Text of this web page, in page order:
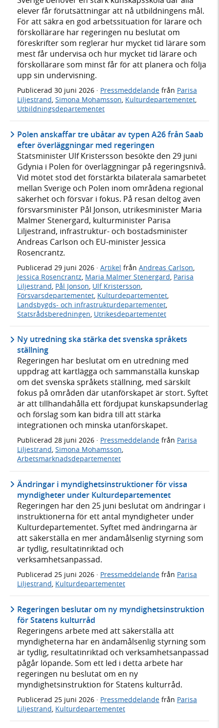
elever får förutsättningar att nå utbildningens mål.
För att säkra en god arbetssituation för lärare och
förskollärare har regeringen nu beslutat om
föreskrifter som reglerar hur mycket tid lärare som
mest får undervisa och hur mycket tid lärare och
förskollärare som minst får för att planera och följa
upp sin undervisning.
Publicerad 30 juni 2026 · Pressmeddelande från Parisa
Liljestrand, Simona Mohamsson, Kulturdepartementet,
Utbildningsdepartementet
Polen anskaffar tre ubåtar av typen A26 från Saab
efter överläggningar med regeringen
Statsminister Ulf Kristersson besökte den 29 juni
Gdynia i Polen för överläggningar på regeringsnivå.
Vid mötet stod det förstärkta bilaterala samarbetet
mellan Sverige och Polen inom områdena regional
säkerhet och försvar i fokus. På resan deltog även
försvarsminister Pål Jonson, utrikesminister Maria
Malmer Stenergard, kulturminister Parisa
Liljestrand, infrastruktur- och bostadsminister
Andreas Carlson och EU-minister Jessica
Rosencrantz.
Publicerad 29 juni 2026 · Artikel från Andreas Carlson
Jessica Rosencrantz Maria Malmer Stenergard Parisa
Liljestrand Pål Jonson Ulf Kristersson
Försvarsdepartementet Kulturdepartementet
Landsbygds- och infrastrukturdepartementet
Statsrådsberedningen Utrikesdepartementet
Ny utredning ska stärka det svenska språkets
ställning
Regeringen har beslutat om en utredning med
uppdrag att kartlägga och sammanställa kunskap
om det svenska språkets ställning, med särskilt
fokus på områden där utanförskapet är stort. Syftet
är att tillhandahålla ett fördjupat kunskapsunderlag
och förslag som kan bidra till att stärka
integrationen och minska utanförskapet.
Publicerad 28 juni 2026 · Pressmeddelande från Parisa
Liljestrand, Simona Mohamsson,
Arbetsmarknadsdepartementet
Ändringar i myndighetsinstruktioner för vissa
myndigheter under Kulturdepartementet
Regeringen har den 25 juni beslutat om ändringar i
instruktionerna för ett antal myndigheter under
Kulturdepartementet. Syftet med ändringarna är
att säkerställa en mer ändamålsenlig styrning som
är tydlig, resultatinriktad och
verksamhetsanpassad.
Publicerad 25 juni 2026 · Pressmeddelande från Parisa
Liljestrand, Kulturdepartementet
Regeringen beslutar om ny myndighetsinstruktion
för Statens kulturråd
Regeringens arbete med att säkerställa att
myndigheterna har en ändamålsenlig styrning som
är tydlig, resultatinriktad och verksamhetsanpassad
pågår löpande. Som ett led i detta arbete har
regeringen nu beslutat om en ny
myndighetsinstruktion för Statens kulturråd.
Publicerad 25 juni 2026 · Pressmeddelande från Parisa
Liljestrand Kulturdepartementet